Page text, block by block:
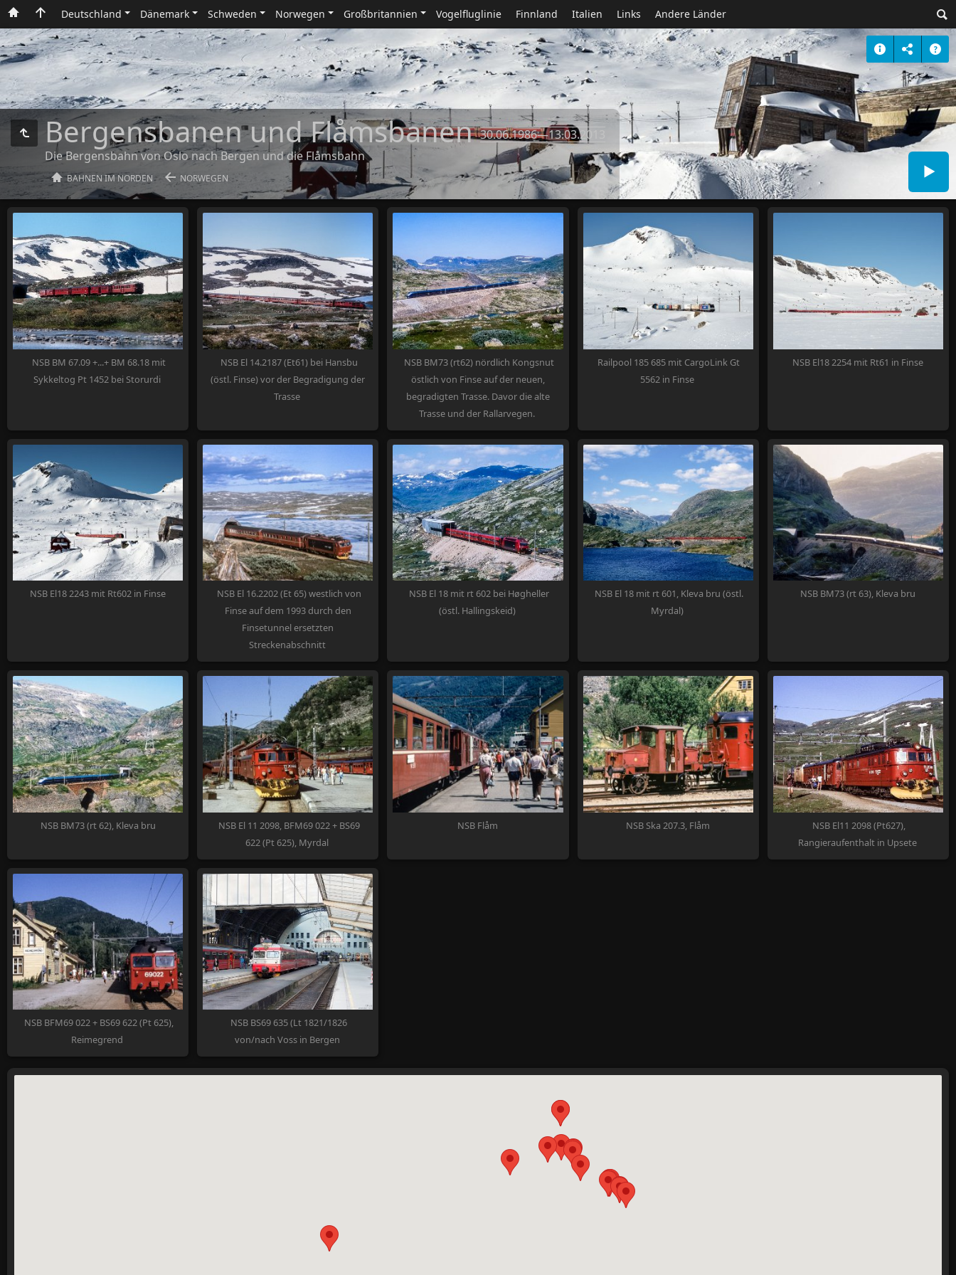
Deutschland Dänemark Schweden Norwegen Großbritannien Vogelfluglinie Finnland Italien Links Andere Länder
Bergensbanen und Flåmsbanen30.06.1986—13.03.2013
Die Bergensbahn von Oslo nach Bergen und die Flåmsbahn
BAHNEN IM NORDEN NORWEGEN
NSB BM 67.09 +...+ BM 68.18 mit
Sykkeltog Pt 1452 bei Storurdi
NSB El 14.2187 (Et61) bei Hansbu
(östl. Finse) vor der Begradigung der
Trasse
NSB BM73 (rt62) nördlich Kongsnut
östlich von Finse auf der neuen,
begradigten Trasse. Davor die alte
Trasse und der Rallarvegen.
Railpool 185 685 mit CargoLink Gt
5562 in Finse
NSB El18 2254 mit Rt61 in Finse
NSB El18 2243 mit Rt602 in Finse
NSB El 16.2202 (Et 65) westlich von
Finse auf dem 1993 durch den
Finsetunnel ersetzten
Streckenabschnitt
NSB El 18 mit rt 602 bei Høgheller
(östl. Hallingskeid)
NSB El 18 mit rt 601, Kleva bru (östl.
Myrdal)
NSB BM73 (rt 63), Kleva bru
NSB BM73 (rt 62), Kleva bru
NSB El 11 2098, BFM69 022 + BS69
622 (Pt 625), Myrdal
NSB Flåm NSB Ska 207.3, Flåm
NSB El11 2098 (Pt627),
Rangieraufenthalt in Upsete
NSB BFM69 022 + BS69 622 (Pt 625),
Reimegrend
NSB BS69 635 (Lt 1821/1826
von/nach Voss in Bergen